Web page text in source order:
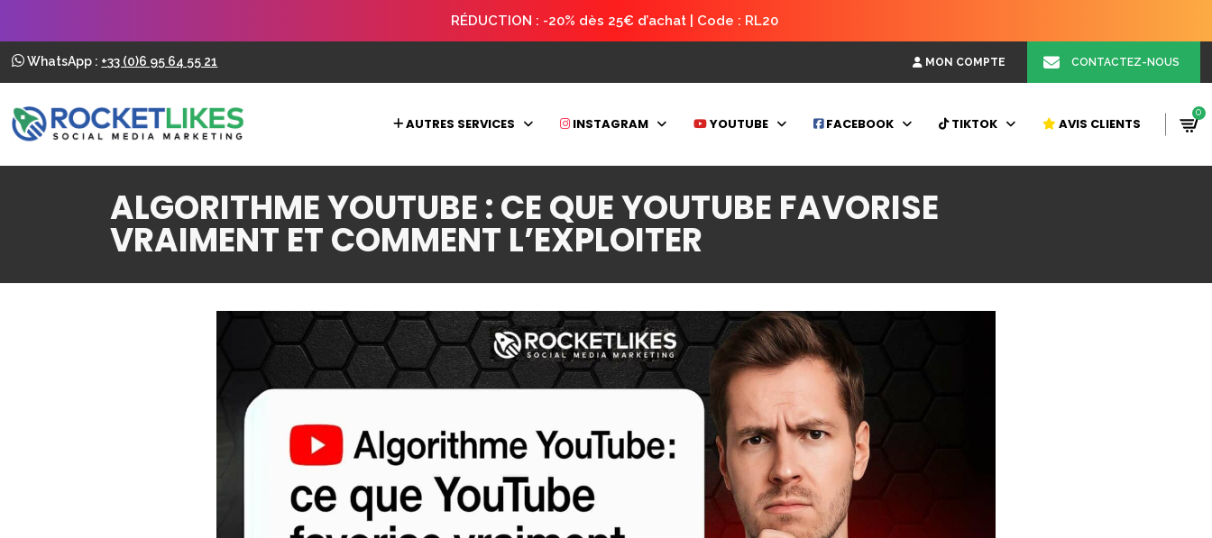
RÉDUCTION : -20% dès 25€ d’achat | Code : RL20
WhatsApp : +33 (0)6 95 64 55 21 MON COMPTE CONTACTEZ-NOUS
AUTRES SERVICES INSTAGRAM YOUTUBE FACEBOOK TIKTOK AVIS CLIENTS
0
ALGORITHME YOUTUBE : CE QUE YOUTUBE FAVORISE
VRAIMENT ET COMMENT L’EXPLOITER